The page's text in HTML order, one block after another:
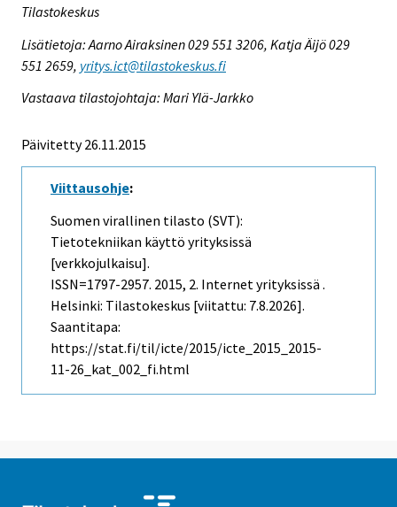
Tilastokeskus
Lisätietoja: Aarno Airaksinen 029 551 3206, Katja Äijö 029
551 2659, yritys.ict@tilastokeskus.fi
Vastaava tilastojohtaja: Mari Ylä-Jarkko
Päivitetty 26.11.2015
Viittausohje:
Suomen virallinen tilasto (SVT):
Tietotekniikan käyttö yrityksissä
[verkkojulkaisu].
ISSN=1797-2957. 2015, 2. Internet yrityksissä .
Helsinki: Tilastokeskus [viitattu: 7.8.2026].
Saantitapa:
https://stat.fi/til/icte/2015/icte_2015_2015-
11-26_kat_002_fi.html